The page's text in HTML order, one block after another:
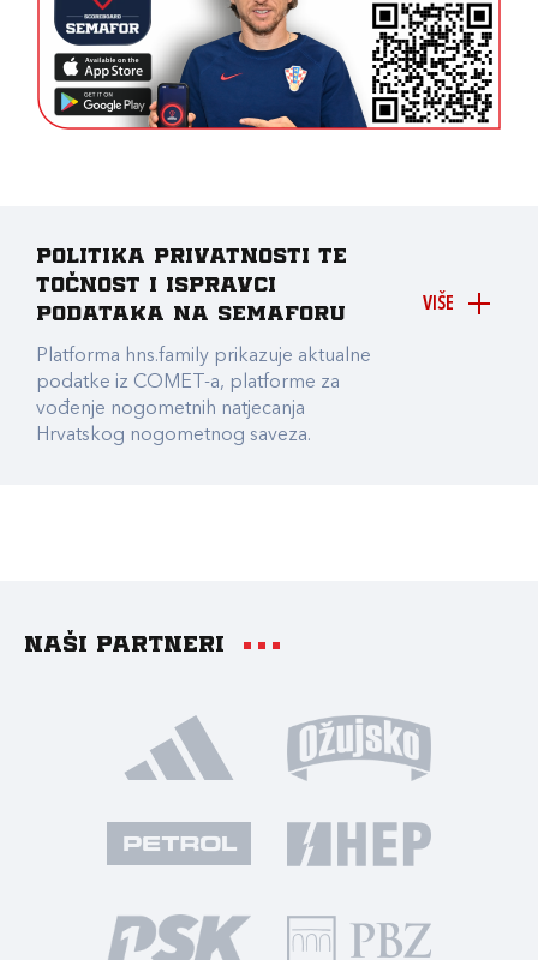
VIŠE
Politika privatnosti te
točnost i ispravci
podataka na Semaforu
Platforma hns.family prikazuje aktualne
podatke iz COMET-a, platforme za
vođenje nogometnih natjecanja
Hrvatskog nogometnog saveza.
Naši partneri